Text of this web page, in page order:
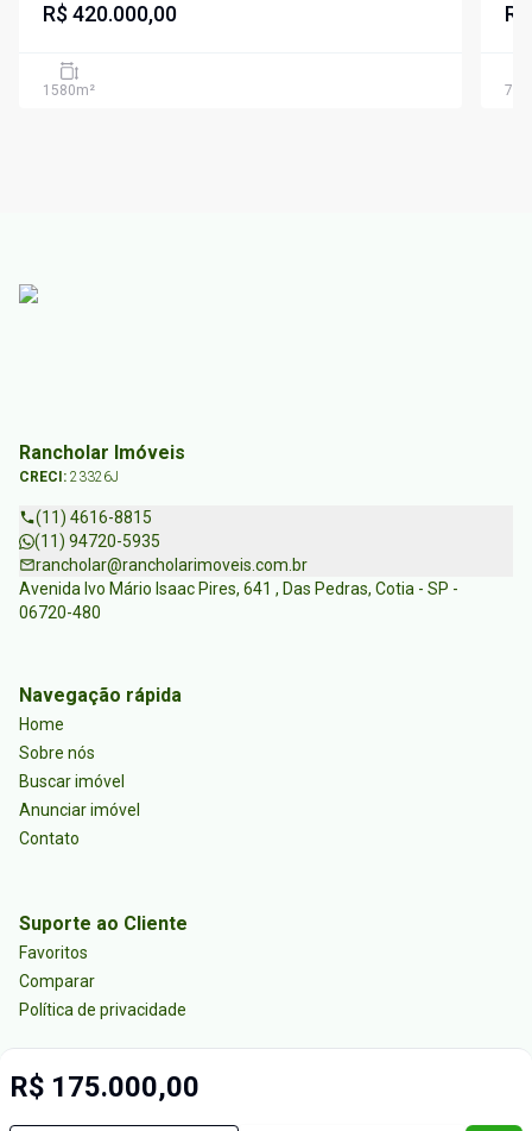
R$ 420.000,00
1580m² 702
R$ 175.000,00
Rancholar Imóveis
CRECI: 23326J
(11) 4616-8815
(11) 94720-5935
rancholar@rancholarimoveis.com.br
Avenida Ivo Mário Isaac Pires, 641 , Das Pedras, Cotia - SP -
06720-480
Navegação rápida
Home
Sobre nós
Buscar imóvel
Anunciar imóvel
Contato
Suporte ao Cliente
Favoritos
Comparar
Política de privacidade
Selo de Tecnologia Loft